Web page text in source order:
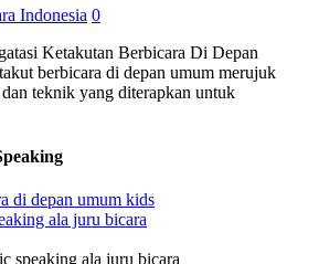
Indonesia 0
Ketakutan Berbicara Di Depan
berbicara di depan umum merujuk
dan teknik yang diterapkan untuk
speaking ala juru bicara